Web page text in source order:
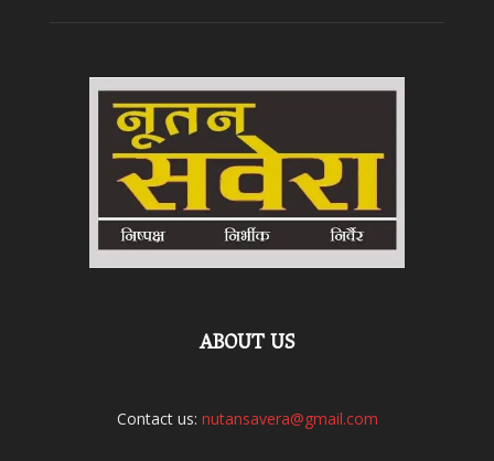
ABOUT US
Contact us: nutansavera@gmail.com